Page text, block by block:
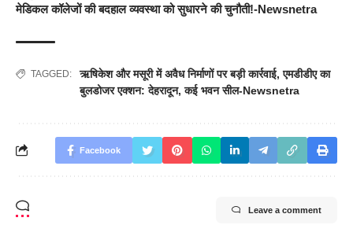
मेडिकल कॉलेजों की बदहाल व्यवस्था को सुधारने की चुनौती!-Newsnetra
TAGGED: ऋषिकेश और मसूरी में अवैध निर्माणों पर बड़ी कार्रवाई,एमडीडीए का
बुलडोजर एक्शन: देहरादून,कई भवन सील-Newsnetra
Facebook
Leave a comment